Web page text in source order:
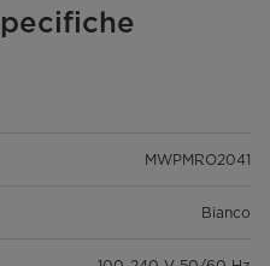
MWPMRO2041
Bianco